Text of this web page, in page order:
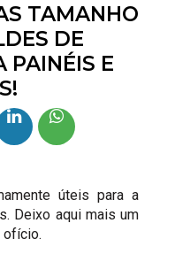
TAMANHO
DE
PAINÉIS E
úteis para a
Deixo aqui mais um
ofício.